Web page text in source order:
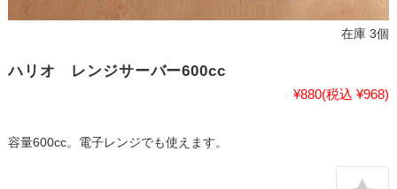
在庫 3個
ハリオ レンジサーバー600cc
¥880(税込 ¥968)
容量600cc。電子レンジでも使えます。